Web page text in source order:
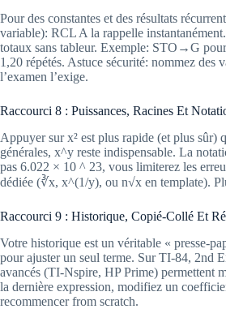
Pour des constantes et des résultats
variable): RCL A la rappelle
totaux sans tableur. Exemple: STO→G
1,20 répétés. Astuce sécurité: nommez
l’examen l’exige.
Raccourci 8 : Puissances, Racines Et
Appuyer sur x² est plus rapide (et plus sûr)
générales, x^y reste indispensable. La
pas 6.022 × 10 ^ 23, vous limiterez les
dédiée (∛x, x^(1/y), ou n√x en template).
Raccourci 9 : Historique, Copié-Collé Et
Votre historique est un véritable « presse-
pour ajuster un seul terme. Sur TI-84, 2nd
avancés (TI-Nspire, HP Prime) permettent
la dernière expression, modifiez un
recommencer from scratch.